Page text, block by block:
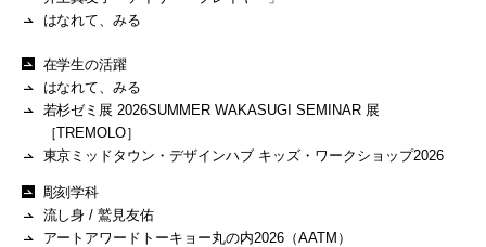
はなれて、みる
在学生の活躍
はなれて、みる
若杉ゼミ展 2026SUMMER WAKASUGI SEMINAR 展
［TREMOLO］
東京ミッドタウン・デザインハブ キッズ・ワークショップ2026
彫刻学科
流し身 / 鷲見友佑
アートアワードトーキョー丸の内2026（AATM）